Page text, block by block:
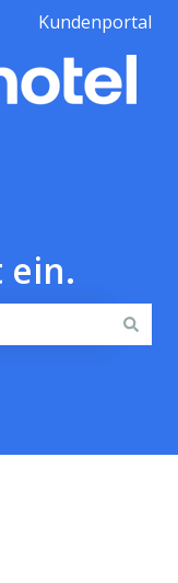
anzeigen
Kundenportal
ein.